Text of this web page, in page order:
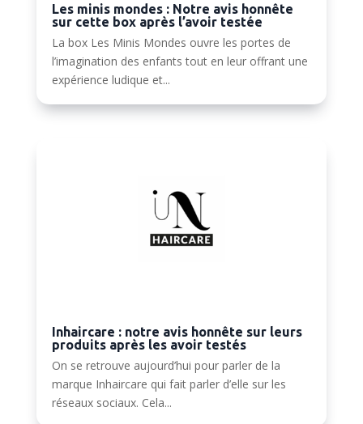
Les minis mondes : Notre avis honnête
sur cette box après l’avoir testée
La box Les Minis Mondes ouvre les portes de
l’imagination des enfants tout en leur offrant une
expérience ludique et...
Inhaircare : notre avis honnête sur leurs
produits après les avoir testés
On se retrouve aujourd’hui pour parler de la
marque Inhaircare qui fait parler d’elle sur les
réseaux sociaux. Cela...